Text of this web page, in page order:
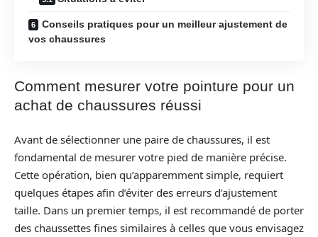
Conseils pratiques pour un meilleur ajustement de
vos chaussures
Comment mesurer votre pointure pour un
achat de chaussures réussi
Avant de sélectionner une paire de chaussures, il est
fondamental de mesurer votre pied de manière précise.
Cette opération, bien qu’apparemment simple, requiert
quelques étapes afin d’éviter des erreurs d’ajustement
taille. Dans un premier temps, il est recommandé de porter
des chaussettes fines similaires à celles que vous envisagez